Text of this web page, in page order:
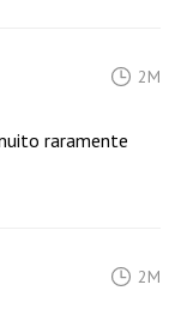
2M
raramente
2M